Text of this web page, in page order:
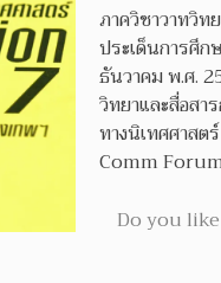
ภาควิชาวาทวิ
ประเด็นการศึ
ธันวาคม พ.ศ.
วิทยาและสื่อสา
ทางนิเทศศาส
Comm
Do you